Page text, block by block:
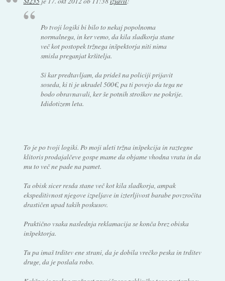
Po tvoji logiki bi bilo to nekaj popolnoma
normalnega, in ker vemo, da kila sladkorja stane
več kot postopek tržnega inšpektorja niti nima
smisla preganjat kršitelja.
Si kar predtavljam, da prideš na policiji prijavit
soseda, ki ti je ukradel 500€, pa ti povejo da tega ne
bodo obravnavali, ker še potnih stroškov ne pokrije.
Ididotizem leta.
To je po tvoji logiki. Po moji uleti tržna inšpekcija in raztegne
klitoris prodajalčeve gospe mame da objame vhodna vrata in da
mu to več ne pade na pamet.
Ta obisk sicer resda stane več kot kila sladkorja, ampak
ekspeditivnost njegove izpeljave in izterljivost barabe povzročita
drastičen upad takih poskusov.
Praktično vsaka naslednja reklamacija se konča brez obiska
inšpektorja.
Tu pa imaš trditev ene strani, da je dobila vrečko peska in trditev
druge, da je poslala robo.